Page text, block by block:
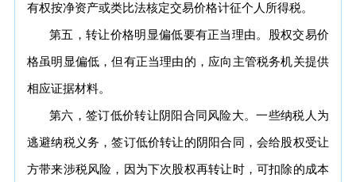
有权按净资产或类比法核定交易价格计征个人所得税。
第五，转让价格明显偏低要有正当理由。股权交易价
格虽明显偏低，但有正当理由的，应向主管税务机关提供
相应证据材料。
第六，签订低价转让阴阳合同风险大。一些纳税人为
逃避纳税义务，签订低价转让的阴阳合同，会给股权受让
方带来涉税风险，因为下次股权再转让时，可扣除的成本